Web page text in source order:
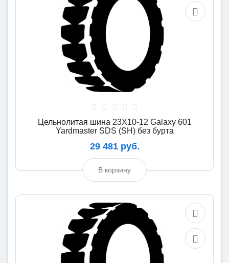
Цельнолитая шина 23X10-12 Galaxy 601
Yardmaster SDS (SH) без бурта
29 481 руб.
В корзину